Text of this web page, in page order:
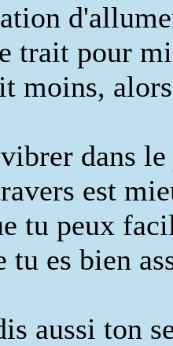
trait pour
moins,
dans
est
tu peux
tu es bien
aussi ton